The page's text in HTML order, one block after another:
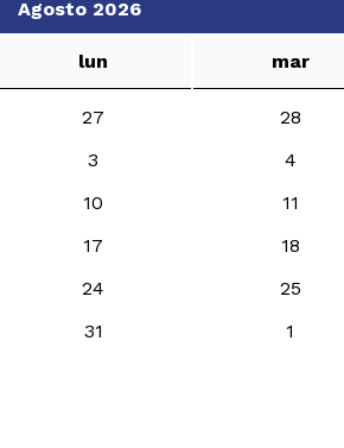
Agosto 2026
lun mar
27
28
3
4
10
11
17
18
24
25
31
1